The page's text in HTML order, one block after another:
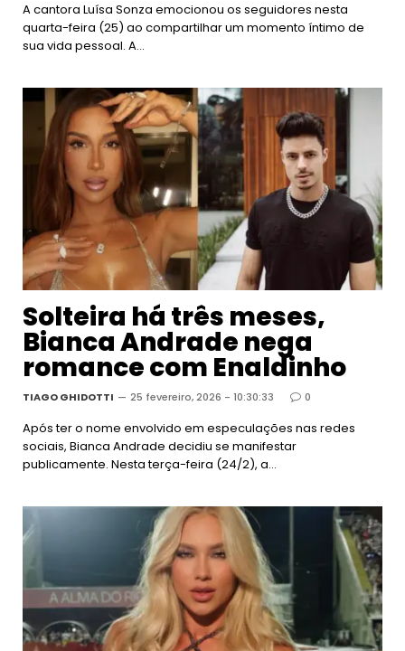
A cantora Luísa Sonza emocionou os seguidores nesta
quarta-feira (25) ao compartilhar um momento íntimo de
sua vida pessoal. A…
Solteira há três meses,
Bianca Andrade nega
romance com Enaldinho
TIAGO GHIDOTTI 25 fevereiro, 2026 - 10:30:33 0
Após ter o nome envolvido em especulações nas redes
sociais, Bianca Andrade decidiu se manifestar
publicamente. Nesta terça-feira (24/2), a…